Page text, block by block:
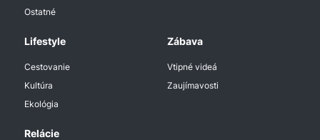
Ostatné
Lifestyle
Cestovanie
Kultúra
Ekológia
Zábava
Vtipné videá
Zaujímavosti
Relácie